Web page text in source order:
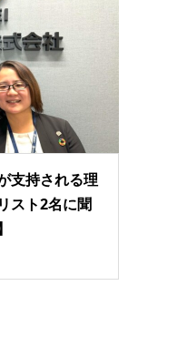
支持される理
スト2名に聞